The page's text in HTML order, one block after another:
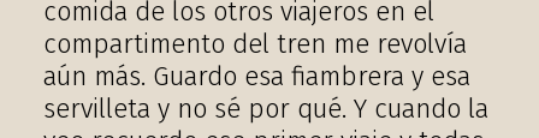
comida de los otros viajeros en el
compartimento del tren me revolvía
aún más. Guardo esa fiambrera y esa
servilleta y no sé por qué. Y cuando la